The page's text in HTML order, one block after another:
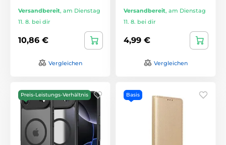
Versandbereit, am Dienstag
11. 8. bei dir
10,86 €
Vergleichen
Versandbereit, am Dienstag
11. 8. bei dir
4,99 €
Vergleichen
Preis-Leistungs-Verhältnis Basis